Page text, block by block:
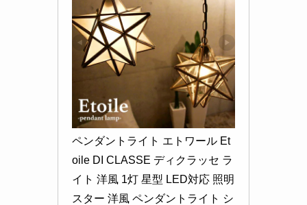
ペンダントライト エトワール Et
oile DI CLASSE ディクラッセ ラ
イト 洋風 1灯 星型 LED対応 照明
スター 洋風 ペンダントライト シ